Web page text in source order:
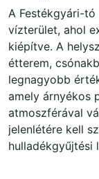
A Festékgyári-
vízterület, ahol
kiépítve. A
étterem,
legnagyobb
amely árnyékos
atmoszférával
jelenlétére kell
hulladékgyűjtési